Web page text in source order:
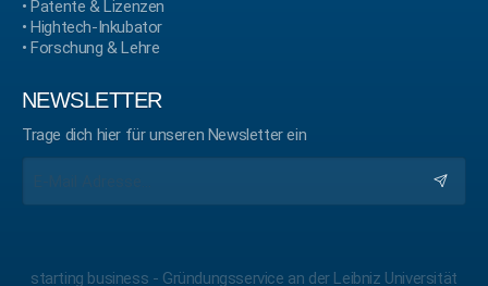
•Patente & Lizenzen
•Hightech-Inkubator
•Forschung & Lehre
NEWSLETTER
Trage dich hier für unseren Newsletter ein
starting business - Gründungsservice an der Leibniz Universität